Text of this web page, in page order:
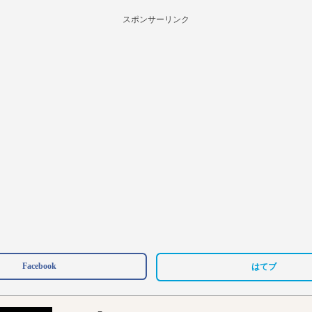
スポンサーリンク
Facebook はてブ